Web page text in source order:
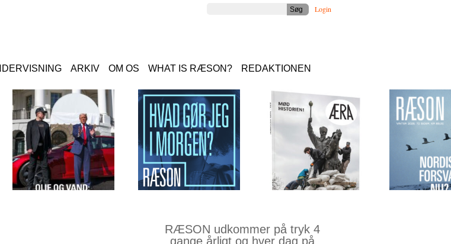
Login
ARKIV OM OS WHAT IS RÆSON? REDAKTIONEN
RÆSON udkommer på tryk 4
gange årligt og hver dag på